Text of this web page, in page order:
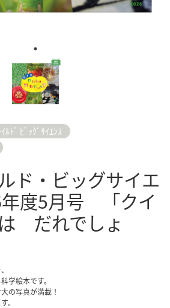
ﾙﾄﾞ ﾋﾞｯｸﾞｻｲｴﾝｽ
ド・ビッグサイエ
度5月号 「クイ
だれでしょ
学絵本です。
の写真が満載！
。